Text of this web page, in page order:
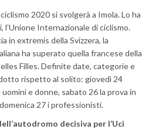
2020 si svolgerà a Imola. Lo ha
l’Unione Internazionale di ciclismo.
in extremis della Svizzera, la
ha superato quella francese della
Filles. Definite date, categorie e
rispetto al solito: giovedì 24
e donne, sabato 26 la prova in
27 i professionisti.
decisiva per l’Uci